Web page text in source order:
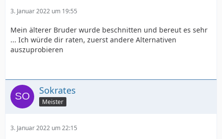
3. Januar 2022 um 19:55
Mein älterer Bruder wurde beschnitten und bereut es sehr
... Ich würde dir raten, zuerst andere Alternativen
auszuprobieren
Sokrates
Meister
3. Januar 2022 um 22:15